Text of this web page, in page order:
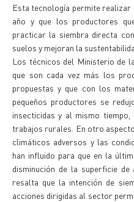
Esta tecnología permite
año y que los productores
practicar la siembra directa
suelos y mejoran la
Los técnicos del Ministerio de
que son cada vez más los
propuestas y que con los
pequeños productores se
insecticidas y al mismo
trabajos rurales. En otro
climáticos adversos y las
han influido para que en la
disminución de la superficie de
resalta que la intención de
acciones dirigidas al sector